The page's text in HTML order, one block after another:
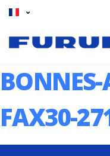
BONNES-
FAX30-